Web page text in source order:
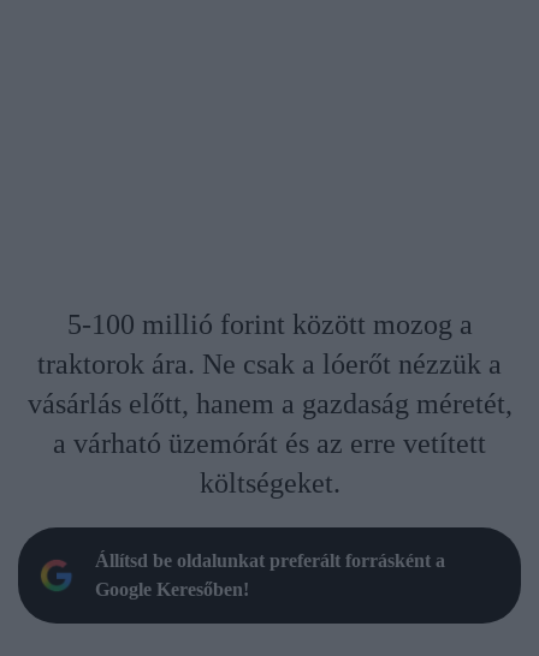
5-100 millió forint között mozog a
traktorok ára. Ne csak a lóerőt nézzük a
vásárlás előtt, hanem a gazdaság méretét,
a várható üzemórát és az erre vetített
költségeket.
Állítsd be oldalunkat preferált forrásként a
Google Keresőben!